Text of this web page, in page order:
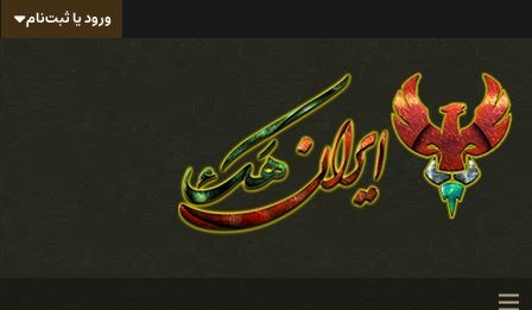
ورود یا ثبت‌نام